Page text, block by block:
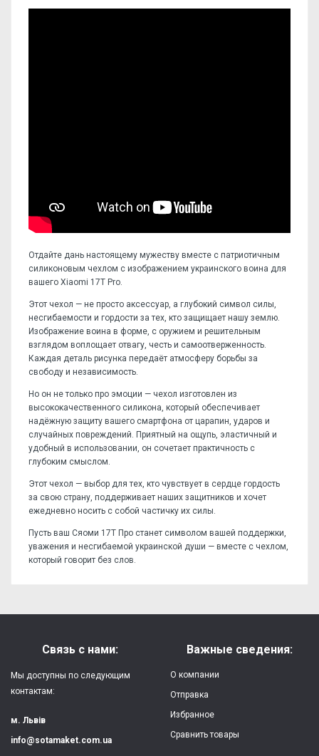
Отдайте дань настоящему мужеству вместе с патриотичным
силиконовым чехлом с изображением украинского воина для
вашего Xiaomi 17T Pro.
Этот чехол — не просто аксессуар, а глубокий символ силы,
несгибаемости и гордости за тех, кто защищает нашу землю.
Изображение воина в форме, с оружием и решительным
взглядом воплощает отвагу, честь и самоотверженность.
Каждая деталь рисунка передаёт атмосферу борьбы за
свободу и независимость.
Но он не только про эмоции — чехол изготовлен из
высококачественного силикона, который обеспечивает
надёжную защиту вашего смартфона от царапин, ударов и
случайных повреждений. Приятный на ощупь, эластичный и
удобный в использовании, он сочетает практичность с
глубоким смыслом.
Этот чехол — выбор для тех, кто чувствует в сердце гордость
за свою страну, поддерживает наших защитников и хочет
ежедневно носить с собой частичку их силы.
Пусть ваш Сяоми 17Т Про станет символом вашей поддержки,
уважения и несгибаемой украинской души — вместе с чехлом,
который говорит без слов.
Защита:
от ударов,
Качество:
яркая, четкая
Напишите отзыв или мнение
Связь с нами:
Мы доступны по следующим
контактам:
м. Львів
info@sotamaket.com.ua
Важные сведения:
О компании
Отправка
Избранное
Сравнить товары